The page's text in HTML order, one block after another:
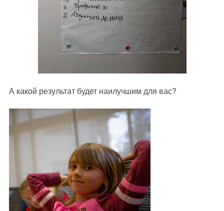
А какой результат будет наилучшим для вас?